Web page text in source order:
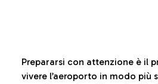
Prepararsi con attenzione è il
vivere l’aeroporto in modo più